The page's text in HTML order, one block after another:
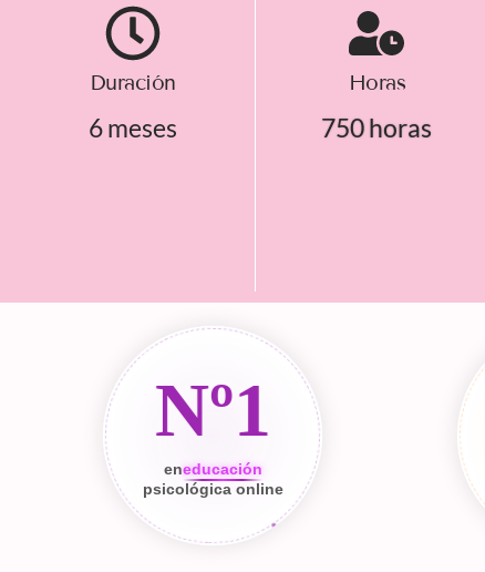
Duración
6 meses
Horas
750 horas
Nº1
eneducación
psicológica online